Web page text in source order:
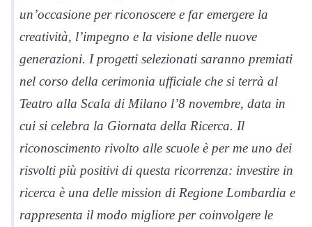
un’occasione per riconoscere e far emergere la
creatività, l’impegno e la visione delle nuove
generazioni. I progetti selezionati saranno premiati
nel corso della cerimonia ufficiale che si terrà al
Teatro alla Scala di Milano l’8 novembre, data in
cui si celebra la Giornata della Ricerca. Il
riconoscimento rivolto alle scuole è per me uno dei
risvolti più positivi di questa ricorrenza: investire in
ricerca è una delle mission di Regione Lombardia e
rappresenta il modo migliore per coinvolgere le